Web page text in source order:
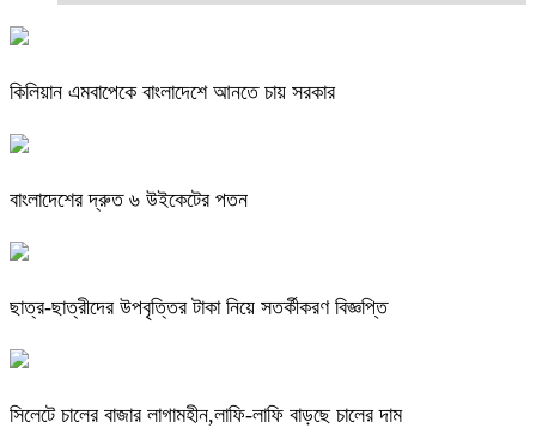
কিলিয়ান এমবাপেকে বাংলাদেশে আনতে চায় সরকার
বাংলাদেশের দ্রুত ৬ উইকেটের পতন
ছাত্র-ছাত্রীদের উপবৃত্তির টাকা নিয়ে সতর্কীকরণ বিজ্ঞপ্তি
সিলেটে চালের বাজার লাগামহীন,লাফি-লাফি বাড়ছে চালের দাম